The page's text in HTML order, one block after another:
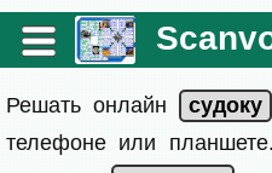
Решать онлайн
телефоне или